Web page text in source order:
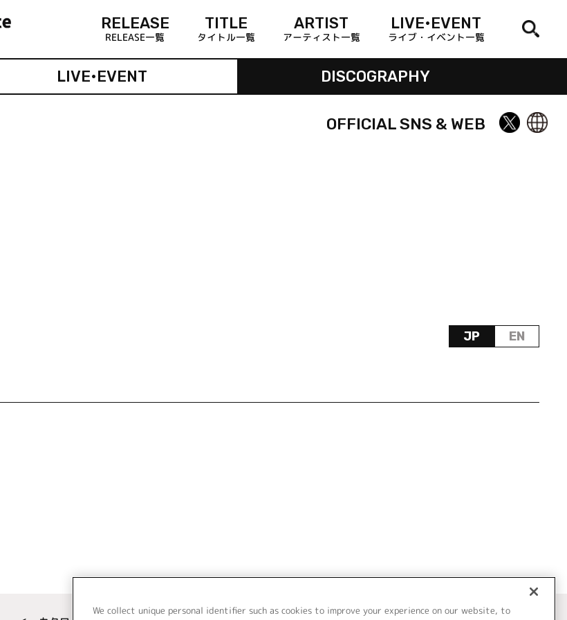
RELEASE
RELEASE一覧
TITLE
タイトル一覧
ARTIST
アーティスト一覧
LIVE•EVENT
ライブ・イベント一覧
LIVE•EVENT DISCOGRAPHY
OFFICIAL SNS & WEB
JP EN
We collect unique personal identifier such as cookies to improve your experience on our website, to